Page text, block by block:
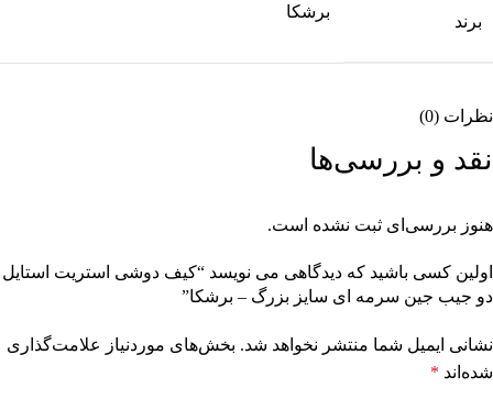
برند
برشکا
نظرات (0)
نقد و بررسی‌ها
هنوز بررسی‌ای ثبت نشده است.
اولین کسی باشید که دیدگاهی می نویسد “کیف دوشی استریت استایل
دو جیب جین سرمه ای سایز بزرگ – برشکا”
نشانی ایمیل شما منتشر نخواهد شد. بخش‌های موردنیاز علامت‌گذاری
شده‌اند *